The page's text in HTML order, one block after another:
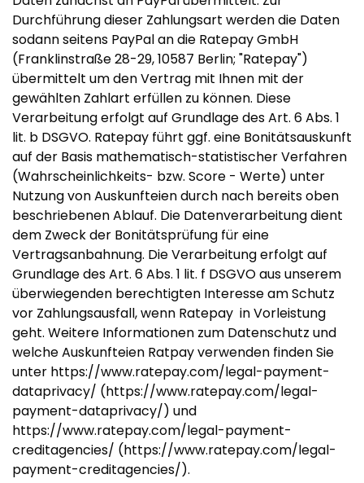
Durchführung dieser Zahlungsart werden die Daten
sodann seitens PayPal an die Ratepay GmbH
(Franklinstraße 28-29, 10587 Berlin; "Ratepay")
übermittelt um den Vertrag mit Ihnen mit der
gewählten Zahlart erfüllen zu können. Diese
Verarbeitung erfolgt auf Grundlage des Art. 6 Abs. 1
lit. b DSGVO. Ratepay führt ggf. eine Bonitätsauskunft
auf der Basis mathematisch-statistischer Verfahren
(Wahrscheinlichkeits- bzw. Score - Werte) unter
Nutzung von Auskunfteien durch nach bereits oben
beschriebenen Ablauf. Die Datenverarbeitung dient
dem Zweck der Bonitätsprüfung für eine
Vertragsanbahnung. Die Verarbeitung erfolgt auf
Grundlage des Art. 6 Abs. 1 lit. f DSGVO aus unserem
überwiegenden berechtigten Interesse am Schutz
vor Zahlungsausfall, wenn Ratepay in Vorleistung
geht. Weitere Informationen zum Datenschutz und
welche Auskunfteien Ratpay verwenden finden Sie
unter https://www.ratepay.com/legal-payment-
dataprivacy/ (https://www.ratepay.com/legal-
payment-dataprivacy/) und
https://www.ratepay.com/legal-payment-
creditagencies/ (https://www.ratepay.com/legal-
payment-creditagencies/).